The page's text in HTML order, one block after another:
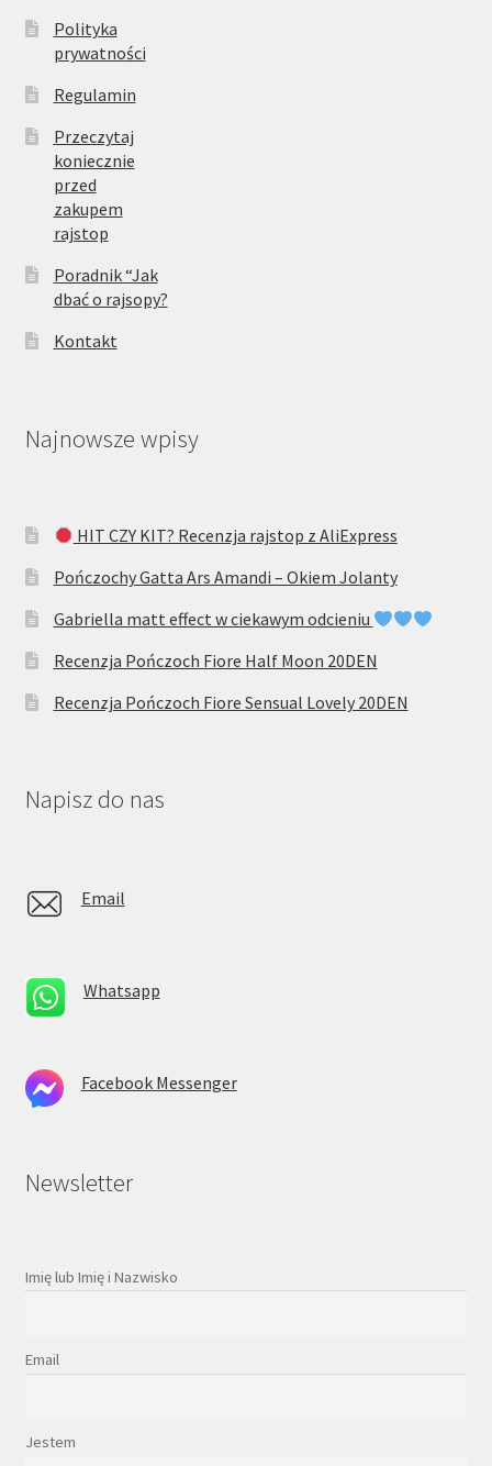
Polityka
prywatności
Regulamin
Przeczytaj
koniecznie
przed
zakupem
rajstop
Poradnik “Jak
dbać o rajsopy?
Kontakt
Najnowsze wpisy
HIT CZY KIT? Recenzja rajstop z AliExpress
Pończochy Gatta Ars Amandi – Okiem Jolanty
Gabriella matt effect w ciekawym odcieniu
Recenzja Pończoch Fiore Half Moon 20DEN
Recenzja Pończoch Fiore Sensual Lovely 20DEN
Napisz do nas
Email
Whatsapp
Facebook Messenger
Newsletter
Imię lub Imię i Nazwisko
Email
Jestem